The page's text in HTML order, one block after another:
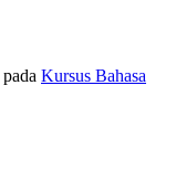
pada Kursus Bahasa